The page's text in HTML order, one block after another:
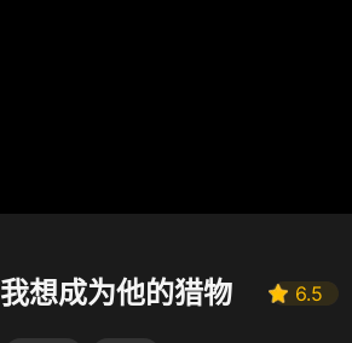
我想成为他的猎物 6.5